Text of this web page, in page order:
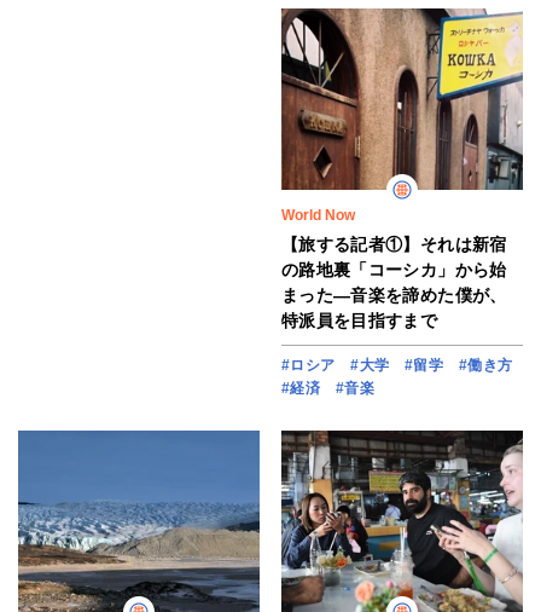
World Now
【旅する記者①】それは新宿
の路地裏「コーシカ」から始
まった―音楽を諦めた僕が、
特派員を目指すまで
#ロシア #大学 #留学
#働き方
#経済
#音楽